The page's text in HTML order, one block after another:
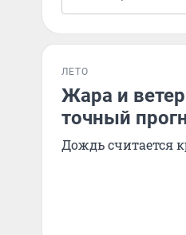
ЛЕТО
Жара и
точный
Дождь считается